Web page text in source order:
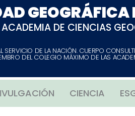
ACADEMIA DE CIENCIAS
SERVICIO DE LA NACIÓN. CUERPO
DEL COLEGIO MÁXIMO DE LAS
CIENCIA